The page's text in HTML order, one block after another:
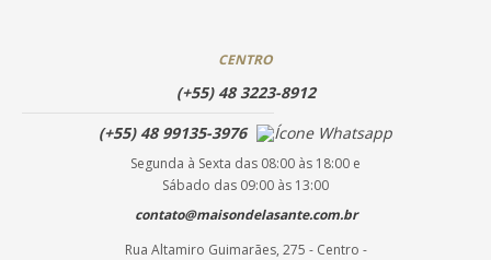
CENTRO
(+55) 48 3223-8912
(+55) 48 99135-3976
Segunda à Sexta das 08:00 às 18:00 e
Sábado das 09:00 às 13:00
contato@maisondelasante.com.br
Rua Altamiro Guimarães, 275 - Centro -